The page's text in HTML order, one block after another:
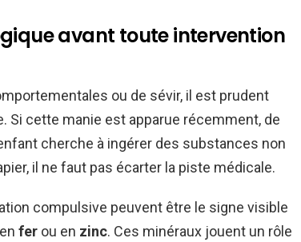
avant toute intervention
ou de sévir, il est prudent
Si cette manie est apparue récemment, de
cherche à ingérer des substances non
il ne faut pas écarter la piste médicale.
compulsive peuvent être le signe visible
fer ou en zinc. Ces minéraux jouent un rôle